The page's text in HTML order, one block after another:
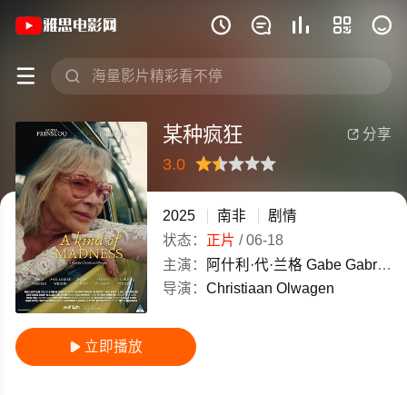
    
 
《某种疯狂》(2025)南非英语高清电影
 分享
某种疯狂
3.0
很差
较差还行推荐力荐
2025 南非
剧情
状态： 正片 /06-18
主演：
阿什利·代·兰格 Gabe Gabriel
导演： Christiaan Olwagen
 立即播放